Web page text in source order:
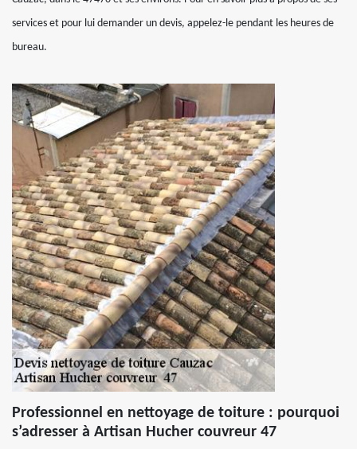
services et pour lui demander un devis, appelez-le pendant les heures de
bureau.
Professionnel en nettoyage de toiture : pourquoi
s’adresser à Artisan Hucher couvreur 47